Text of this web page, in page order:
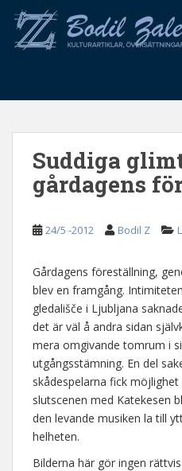
o
Suddiga
gårdagens
24/5 -2012 Bodil Z
Gårdagens föreställning,
blev en framgång.
gledališče i Ljubljana
det är väl å andra sidan
mera omgivande tomrum i
utgångsstämning. En del
skådespelarna fick
slutscenen med Katekesen
den levande musiken la till
helheten.
Bilderna här gör ingen